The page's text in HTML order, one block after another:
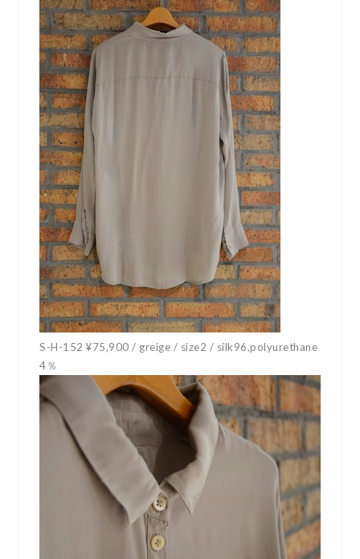
S-H-152 ¥75,900 / greige / size2 / silk96,polyurethane
4％